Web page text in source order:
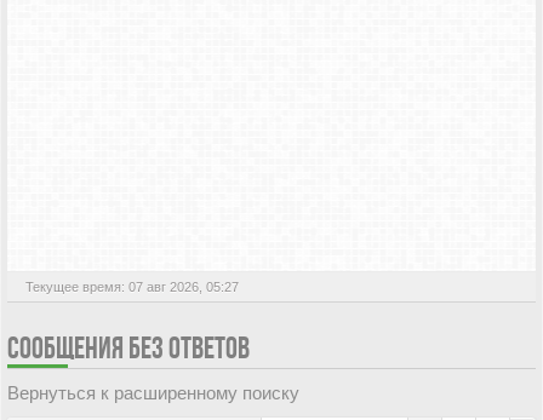
Текущее время: 07 авг 2026, 05:27
СООБЩЕНИЯ БЕЗ ОТВЕТОВ
Вернуться к расширенному поиску